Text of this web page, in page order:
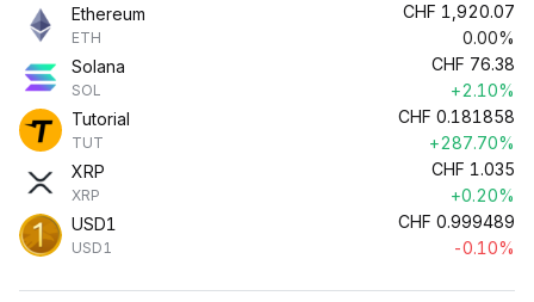
Ethereum
ETH
CHF 1,920.07
0.00%
Solana
SOL
CHF 76.38
+2.10%
Tutorial
TUT
CHF 0.181858
+287.70%
XRP
XRP
CHF 1.035
+0.20%
USD1
USD1
CHF 0.999489
-0.10%